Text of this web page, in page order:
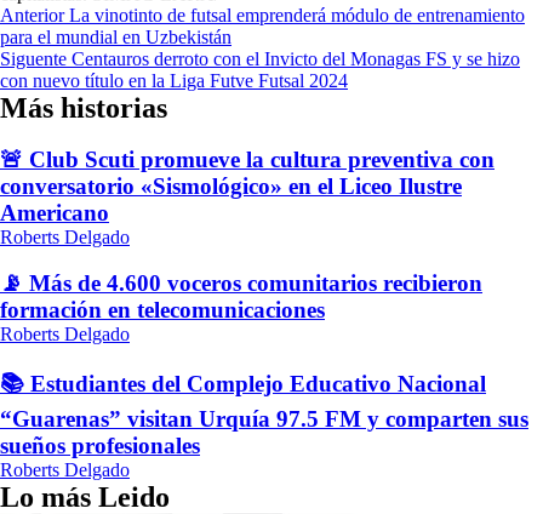
Navegación
de
entradas
AnteriorLa vinotinto de futsal emprenderá módulo de entrenamiento
para el mundial en Uzbekistán
Siguente Centauros derroto con el Invicto del Monagas FS y se hizo
con nuevo título en la Liga Futve Futsal 2024
Más historias
🚨 Club Scuti promueve la cultura preventiva con
conversatorio «Sismológico» en el Liceo Ilustre
Americano
Roberts Delgado
📡 Más de 4.600 voceros comunitarios recibieron
formación en telecomunicaciones
Roberts Delgado
📚 Estudiantes del Complejo Educativo Nacional
“Guarenas” visitan Urquía 97.5 FM y comparten sus
sueños profesionales
Roberts Delgado
Lo más Leido